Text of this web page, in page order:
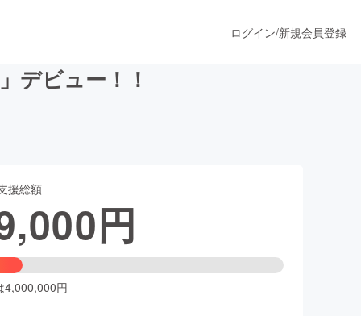
ファッション
ログイン/新規会員登録
デビュー！！
援総額
円
4,000,000円